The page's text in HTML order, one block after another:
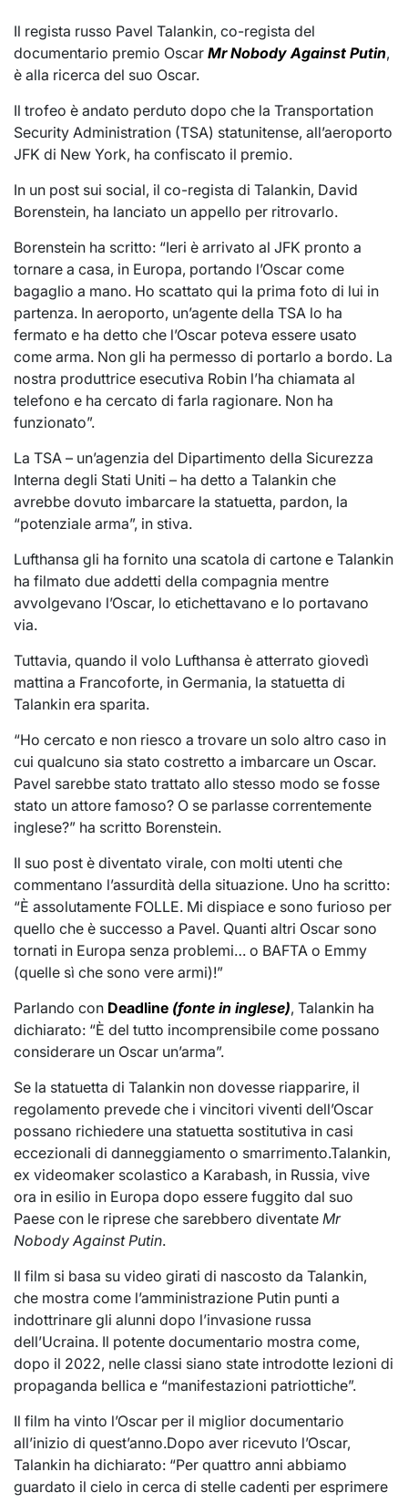
Il regista russo Pavel Talankin, co-regista del
documentario premio Oscar Mr Nobody Against Putin,
è alla ricerca del suo Oscar.
Il trofeo è andato perduto dopo che la Transportation
Security Administration (TSA) statunitense, all’aeroporto
JFK di New York, ha confiscato il premio.
In un post sui social, il co-regista di Talankin, David
Borenstein, ha lanciato un appello per ritrovarlo.
Borenstein ha scritto: “Ieri è arrivato al JFK pronto a
tornare a casa, in Europa, portando l’Oscar come
bagaglio a mano. Ho scattato qui la prima foto di lui in
partenza. In aeroporto, un’agente della TSA lo ha
fermato e ha detto che l’Oscar poteva essere usato
come arma. Non gli ha permesso di portarlo a bordo. La
nostra produttrice esecutiva Robin l’ha chiamata al
telefono e ha cercato di farla ragionare. Non ha
funzionato”.
La TSA – un’agenzia del Dipartimento della Sicurezza
Interna degli Stati Uniti – ha detto a Talankin che
avrebbe dovuto imbarcare la statuetta, pardon, la
“potenziale arma”, in stiva.
Lufthansa gli ha fornito una scatola di cartone e Talankin
ha filmato due addetti della compagnia mentre
avvolgevano l’Oscar, lo etichettavano e lo portavano
via.
Tuttavia, quando il volo Lufthansa è atterrato giovedì
mattina a Francoforte, in Germania, la statuetta di
Talankin era sparita.
“Ho cercato e non riesco a trovare un solo altro caso in
cui qualcuno sia stato costretto a imbarcare un Oscar.
Pavel sarebbe stato trattato allo stesso modo se fosse
stato un attore famoso? O se parlasse correntemente
inglese?” ha scritto Borenstein.
Il suo post è diventato virale, con molti utenti che
commentano l’assurdità della situazione. Uno ha scritto:
“È assolutamente FOLLE. Mi dispiace e sono furioso per
quello che è successo a Pavel. Quanti altri Oscar sono
tornati in Europa senza problemi… o BAFTA o Emmy
(quelle sì che sono vere armi)!”
Parlando con Deadline (fonte in inglese), Talankin ha
dichiarato: “È del tutto incomprensibile come possano
considerare un Oscar un’arma”.
Se la statuetta di Talankin non dovesse riapparire, il
regolamento prevede che i vincitori viventi dell’Oscar
possano richiedere una statuetta sostitutiva in casi
eccezionali di danneggiamento o smarrimento.Talankin,
ex videomaker scolastico a Karabash, in Russia, vive
ora in esilio in Europa dopo essere fuggito dal suo
Paese con le riprese che sarebbero diventate Mr
Nobody Against Putin.
Il film si basa su video girati di nascosto da Talankin,
che mostra come l’amministrazione Putin punti a
indottrinare gli alunni dopo l’invasione russa
dell’Ucraina. Il potente documentario mostra come,
dopo il 2022, nelle classi siano state introdotte lezioni di
propaganda bellica e “manifestazioni patriottiche”.
Il film ha vinto l’Oscar per il miglior documentario
all’inizio di quest’anno.Dopo aver ricevuto l’Oscar,
Talankin ha dichiarato: “Per quattro anni abbiamo
guardato il cielo in cerca di stelle cadenti per esprimere